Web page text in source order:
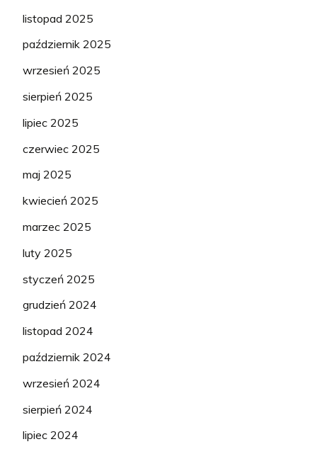
listopad 2025
październik 2025
wrzesień 2025
sierpień 2025
lipiec 2025
czerwiec 2025
maj 2025
kwiecień 2025
marzec 2025
luty 2025
styczeń 2025
grudzień 2024
listopad 2024
październik 2024
wrzesień 2024
sierpień 2024
lipiec 2024